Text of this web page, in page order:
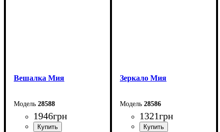
Вешалка Мия
28588
1946грн
Зеркало Мия
28586
1321грн